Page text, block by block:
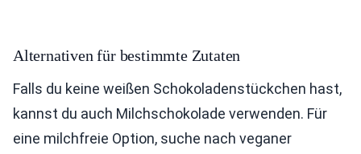
Alternativen für bestimmte Zutaten
Falls du keine weißen Schokoladenstückchen hast,
kannst du auch Milchschokolade verwenden. Für
eine milchfreie Option, suche nach veganer